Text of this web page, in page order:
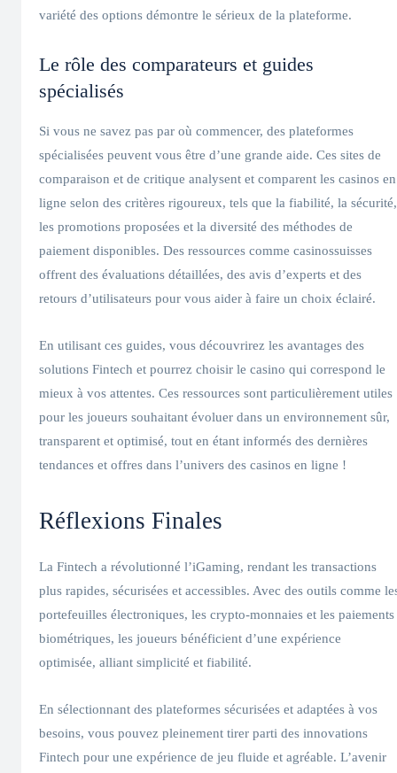
variété des options démontre le sérieux de la plateforme.
Le rôle des comparateurs et guides
spécialisés
Si vous ne savez pas par où commencer, des plateformes
spécialisées peuvent vous être d’une grande aide. Ces sites de
comparaison et de critique analysent et comparent les casinos en
ligne selon des critères rigoureux, tels que la fiabilité, la sécurité,
les promotions proposées et la diversité des méthodes de
paiement disponibles. Des ressources comme casinossuisses
offrent des évaluations détaillées, des avis d’experts et des
retours d’utilisateurs pour vous aider à faire un choix éclairé.
En utilisant ces guides, vous découvrirez les avantages des
solutions Fintech et pourrez choisir le casino qui correspond le
mieux à vos attentes. Ces ressources sont particulièrement utiles
pour les joueurs souhaitant évoluer dans un environnement sûr,
transparent et optimisé, tout en étant informés des dernières
tendances et offres dans l’univers des casinos en ligne !
Réflexions Finales
La Fintech a révolutionné l’iGaming, rendant les transactions
plus rapides, sécurisées et accessibles. Avec des outils comme
portefeuilles électroniques, les crypto-monnaies et les paiements
biométriques, les joueurs bénéficient d’une expérience
optimisée, alliant simplicité et fiabilité.
En sélectionnant des plateformes sécurisées et adaptées à vos
besoins, vous pouvez pleinement tirer parti des innovations
Fintech pour une expérience de jeu fluide et agréable. L’avenir